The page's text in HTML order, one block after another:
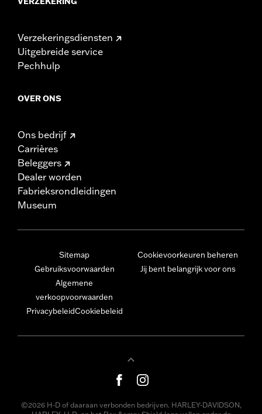
Verzekeringsdiensten
Uitgebreide service
Pechhulp
OVER ONS
Ons bedrijf
Carrières
Beleggers
Dealer worden
Fabrieksrondleidingen
Museum
Sitemap
Gebruiksvoorwaarden
Algemene
verkoopvoorwaarden
PrivacybeleidCookiebeleid
Cookievoorkeuren beheren
Jij bent belangrijk voor ons
©2026 H-D of daaraan verbonden bedrijven. HARLEY-DAVIDSON,